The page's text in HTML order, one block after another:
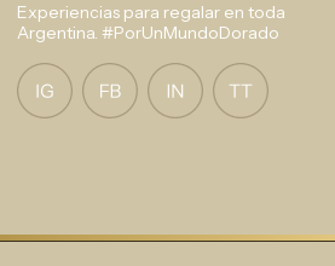
Experiencias para regalar en toda
Argentina. #PorUnMundoDorado